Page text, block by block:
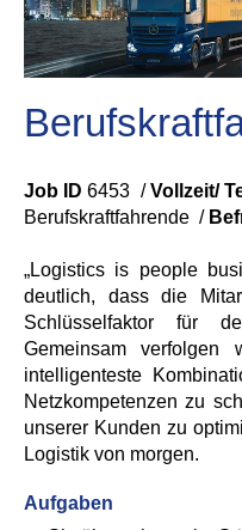
Job ID 6453 /Vollzeit/
Berufskraftfahrende /
„Logistics is people
deutlich, dass die
Schlüsselfaktor für
Gemeinsam
intelligenteste
Netzkompetenzen zu
unserer Kunden zu
Logistik von morgen.
Aufgaben